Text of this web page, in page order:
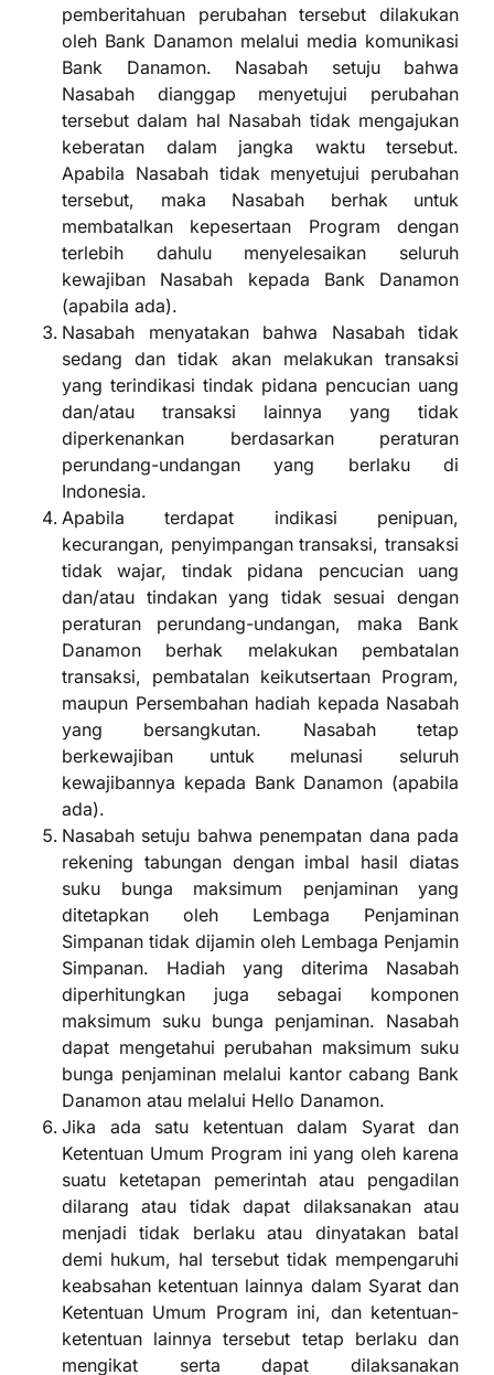
pemberitahuan perubahan tersebut dilakukan
oleh Bank Danamon melalui media komunikasi
Bank Danamon. Nasabah setuju bahwa
Nasabah dianggap menyetujui perubahan
tersebut dalam hal Nasabah tidak mengajukan
keberatan dalam jangka waktu tersebut.
Apabila Nasabah tidak menyetujui perubahan
tersebut, maka Nasabah berhak untuk
membatalkan kepesertaan Program dengan
terlebih dahulu menyelesaikan seluruh
kewajiban Nasabah kepada Bank Danamon
(apabila ada).
Nasabah menyatakan bahwa Nasabah tidak
sedang dan tidak akan melakukan transaksi
yang terindikasi tindak pidana pencucian uang
dan/atau transaksi lainnya yang tidak
diperkenankan berdasarkan peraturan
perundang-undangan yang berlaku di
Indonesia.
Apabila terdapat indikasi penipuan,
kecurangan, penyimpangan transaksi, transaksi
tidak wajar, tindak pidana pencucian uang
dan/atau tindakan yang tidak sesuai dengan
peraturan perundang-undangan, maka Bank
Danamon berhak melakukan pembatalan
transaksi, pembatalan keikutsertaan Program,
maupun Persembahan hadiah kepada Nasabah
yang bersangkutan. Nasabah tetap
berkewajiban untuk melunasi seluruh
kewajibannya kepada Bank Danamon (apabila
ada).
Nasabah setuju bahwa penempatan dana pada
rekening tabungan dengan imbal hasil diatas
suku bunga maksimum penjaminan yang
ditetapkan oleh Lembaga Penjaminan
Simpanan tidak dijamin oleh Lembaga Penjamin
Simpanan. Hadiah yang diterima Nasabah
diperhitungkan juga sebagai komponen
maksimum suku bunga penjaminan. Nasabah
dapat mengetahui perubahan maksimum suku
bunga penjaminan melalui kantor cabang Bank
Danamon atau melalui Hello Danamon.
Jika ada satu ketentuan dalam Syarat dan
Ketentuan Umum Program ini yang oleh karena
suatu ketetapan pemerintah atau pengadilan
dilarang atau tidak dapat dilaksanakan atau
menjadi tidak berlaku atau dinyatakan batal
demi hukum, hal tersebut tidak mempengaruhi
keabsahan ketentuan lainnya dalam Syarat dan
Ketentuan Umum Program ini, dan ketentuan-
ketentuan lainnya tersebut tetap berlaku dan
mengikat serta dapat dilaksanakan